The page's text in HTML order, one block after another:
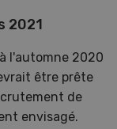
2021
l'automne 2020
être prête
de
envisagé.